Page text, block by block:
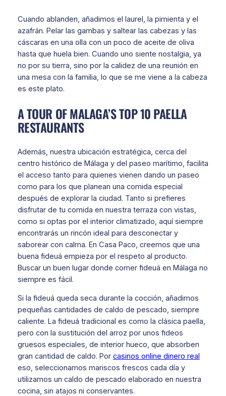
Cuando ablanden, añadimos el laurel, la pimienta y el
azafrán. Pelar las gambas y saltear las cabezas y las
cáscaras en una olla con un poco de aceite de oliva
hasta que huela bien. Cuando uno siente nostalgia, ya
no por su tierra, sino por la calidez de una reunión en
una mesa con la familia, lo que se me viene a la cabeza
es este plato.
A TOUR OF MALAGA’S TOP 10 PAELLA
RESTAURANTS
Además, nuestra ubicación estratégica, cerca del
centro histórico de Málaga y del paseo marítimo, facilita
el acceso tanto para quienes vienen dando un paseo
como para los que planean una comida especial
después de explorar la ciudad. Tanto si prefieres
disfrutar de tu comida en nuestra terraza con vistas,
como si optas por el interior climatizado, aquí siempre
encontrarás un rincón ideal para desconectar y
saborear con calma. En Casa Paco, creemos que una
buena fideuá empieza por el respeto al producto.
Buscar un buen lugar donde comer fideuá en Málaga no
siempre es fácil.
Si la fideuá queda seca durante la cocción, añadimos
pequeñas cantidades de caldo de pescado, siempre
caliente. La fideuá tradicional es como la clásica paella,
pero con la sustitución del arroz por unos fideos
gruesos especiales, de interior hueco, que absorben
gran cantidad de caldo. Por casinos online dinero real
eso, seleccionamos mariscos frescos cada día y
utilizamos un caldo de pescado elaborado en nuestra
cocina, sin atajos ni conservantes.